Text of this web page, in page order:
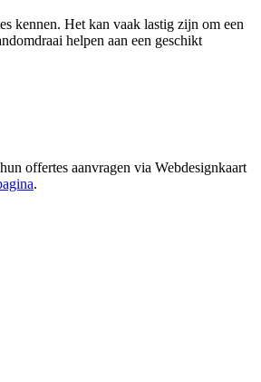
kennen. Het kan vaak lastig zijn om een
helpen aan een geschikt
offertes aanvragen via Webdesignkaart
.